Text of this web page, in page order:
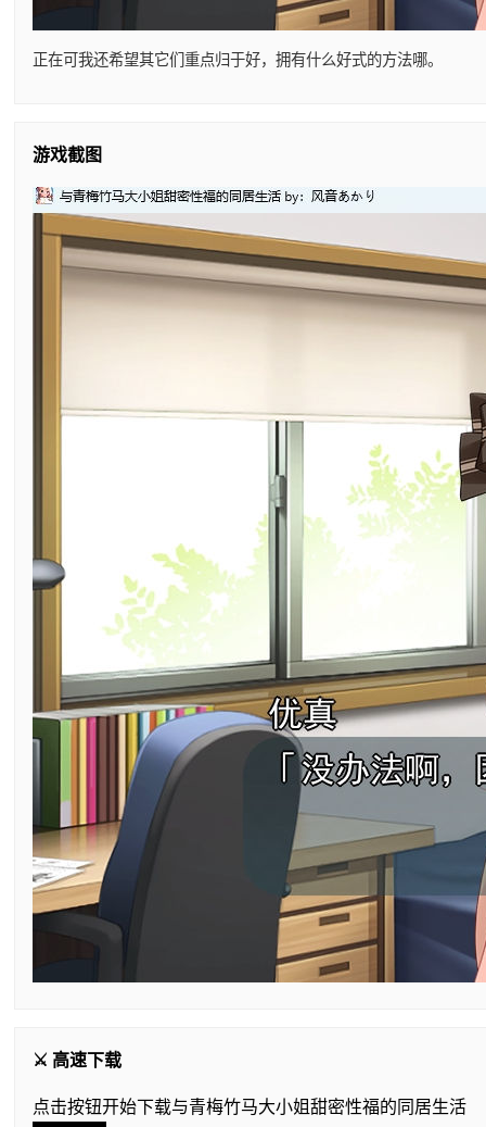
正在可我还希望其它们重点归于好，拥有什么好式的方法哪。
游戏截图
⚔️ 高速下载
点击按钮开始下载与青梅竹马大小姐甜密性福的同居生活